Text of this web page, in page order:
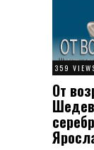
359
От